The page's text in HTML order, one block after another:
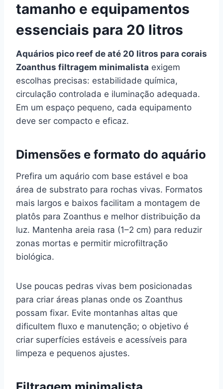
tamanho e equipamentos
essenciais para 20 litros
Aquários pico reef de até 20 litros para corais
Zoanthus filtragem minimalista exigem
escolhas precisas: estabilidade química,
circulação controlada e iluminação adequada.
Em um espaço pequeno, cada equipamento
deve ser compacto e eficaz.
Dimensões e formato do aquário
Prefira um aquário com base estável e boa
área de substrato para rochas vivas. Formatos
mais largos e baixos facilitam a montagem de
platôs para Zoanthus e melhor distribuição da
luz. Mantenha areia rasa (1–2 cm) para reduzir
zonas mortas e permitir microfiltração
biológica.
Use poucas pedras vivas bem posicionadas
para criar áreas planas onde os Zoanthus
possam fixar. Evite montanhas altas que
dificultem fluxo e manutenção; o objetivo é
criar superfícies estáveis e acessíveis para
limpeza e pequenos ajustes.